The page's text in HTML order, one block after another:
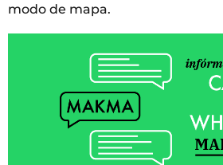
modo de mapa.